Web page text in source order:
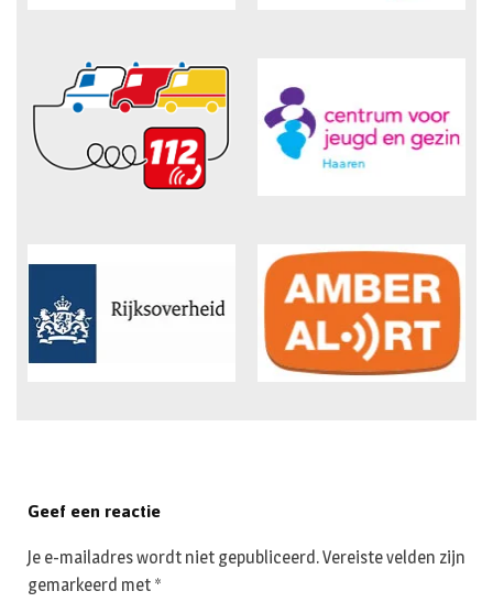
Geef een reactie
Je e-mailadres wordt niet gepubliceerd.Vereiste velden zijn
gemarkeerd met *